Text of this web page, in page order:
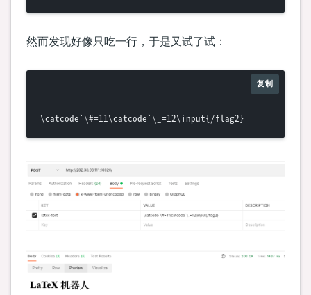
然而发现好像只吃一行，于是又试了试：
复制